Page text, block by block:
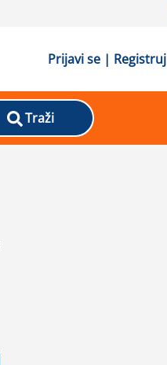
Prijavi se | Registruj
Traži